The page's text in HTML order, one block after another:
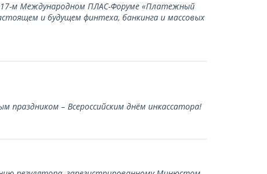
17-м Международном ПЛАС-Форуме «Платежный
и будущем финтеха, банкинга и массовых
– Всероссийским днём инкассатора!